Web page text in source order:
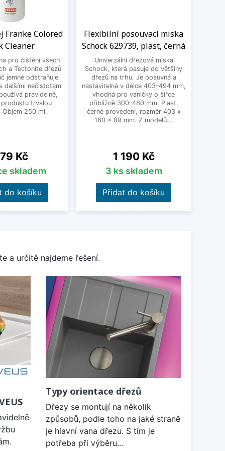
Franke Colored
Cleaner
pro čištění všech
a Tectonite dřezů
jemně odstraňuje
dalšími nečistotami
pravidelně,
trvalou
Objem 250 ml.
Kč
skladem
do košíku
Flexibilní posouvací miska
Schock 629739, plast, černá
Univerzální dřezová miska
Schock, která pasuje do většiny
dřezů na trhu. Je posuvná a
nastavitelná v délce 403–494 mm,
vhodná pro vaničky o šířce
přibližně 300–480 mm. Plast,
černé provedení, rozměr 403 x
180 x 89 mm. Z modelů...
Cena
1 190 Kč
3 ks skladem
Přidat do košíku
a určitě najdeme řešení.
Typy orientace dřezů
Dřezy se montují na několik
způsobů, podle toho na jaké straně
je hlavní vana dřezu. S tím je
potřeba při výběru...